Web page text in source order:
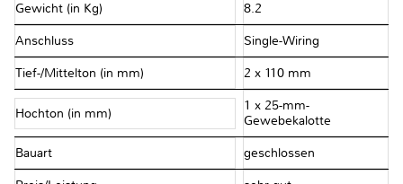
Gewicht (in Kg) 8.2
Anschluss Single-Wiring
Tief-/Mittelton (in mm) 2 x 110 mm
Hochton (in mm)
1 x 25-mm-
Gewebekalotte
Bauart geschlossen